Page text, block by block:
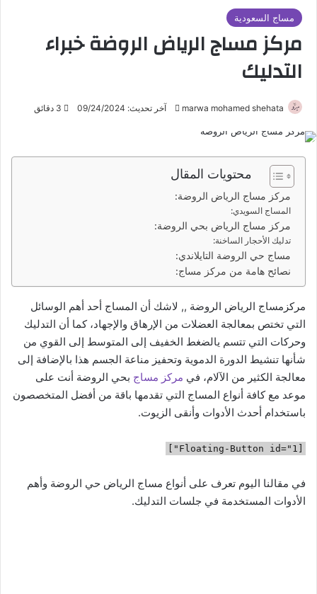
مساج السعودية
مركز مساج الرياض الروضة خبراء
التدليك
marwa mohamed shehata
ل
ب
د
ت
ر
و
ن
ي
ا
آخر تحديث: 09/24/2024
محتويات المقال
مركز مساج الرياض الروضة:
المساج السويدي:
مركز مساج الرياض بحي الروضة:
تدليك الأحجار الساخنة:
مساج حي الروضة التايلاندي:
نصائح هامة من مركز مساج:
مركزمساج الرياض الروضة ,, لاشك أن المساج أحد أهم الوسائل
التي تختص بمعالجة العضلات من الإرهاق والإجهاد، كما أن التدليك
وحركات التي تتسم يالضغط الخفيف إلى المتوسط إلى القوي من
شأنها تنشيط الدورة الدموية وتحفيز مناعة الجسم هذا بالإضافة إلى
معالجة الكثير من الآلام، في مركز مساج بحي الروضة أنت على
موعد مع كافة أنواع المساج التي تقدمها باقة من أفضل المتخصصون
باستخدام أحدث الأدوات وأنقى الزيوت.
في مقالنا اليوم تعرف على أنواع مساج الرياض حي الروضة وأهم
الأدوات المستخدمة في جلسات التدليك.